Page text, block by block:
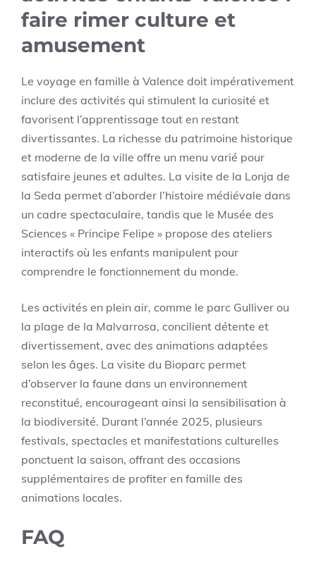
faire rimer culture et
amusement
Le voyage en famille à Valence doit impérativement
inclure des activités qui stimulent la curiosité et
favorisent l’apprentissage tout en restant
divertissantes. La richesse du patrimoine historique
et moderne de la ville offre un menu varié pour
satisfaire jeunes et adultes. La visite de la Lonja de
la Seda permet d’aborder l’histoire médiévale dans
un cadre spectaculaire, tandis que le Musée des
Sciences « Principe Felipe » propose des ateliers
interactifs où les enfants manipulent pour
comprendre le fonctionnement du monde.
Les activités en plein air, comme le parc Gulliver ou
la plage de la Malvarrosa, concilient détente et
divertissement, avec des animations adaptées
selon les âges. La visite du Bioparc permet
d’observer la faune dans un environnement
reconstitué, encourageant ainsi la sensibilisation à
la biodiversité. Durant l’année 2025, plusieurs
festivals, spectacles et manifestations culturelles
ponctuent la saison, offrant des occasions
supplémentaires de profiter en famille des
animations locales.
FAQ